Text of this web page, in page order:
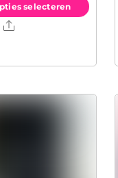
selecteren
Share